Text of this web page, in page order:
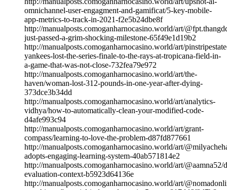
omnichannel-user-engagment-and-gamificat/5-key-mobile-
app-metrics-to-track-in-2021-f2e5b24dbe8f
http://manualposts.comoganharnocasino.world/art/
just-passed-a-grim-shocking-milestone-65f49e1d19b2
http://manualposts.comoganharnocasino.world/art/
yankees-lost-the-series-finale-to-the-rays-at-tropicana-field-in-
a-game-that-was-not-close-732fea79e972
http://manualposts.comoganharnocasino.world/art/the-
haven/woman-lost-312-pounds-in-one-year-after-dying-
373dce3b34dd
http://manualposts.comoganharnocasino.world/art/analytics-
vidhya/how-to-automatically-clean-your-modified-code-
d4afe993c94
http://manualposts.comoganharnocasino.world/art/grant-
compass/learning-to-love-the-problem-d87fd877661
http://manualposts.comoganharnocasino.world/art/
adopts-engaging-learning-system-40ab571814e2
http://manualposts.comoganharnocasino.world/art/@aamna52/
evaluation-context-b5923d64136e
http://manualposts.comoganharnocasino.world/art/